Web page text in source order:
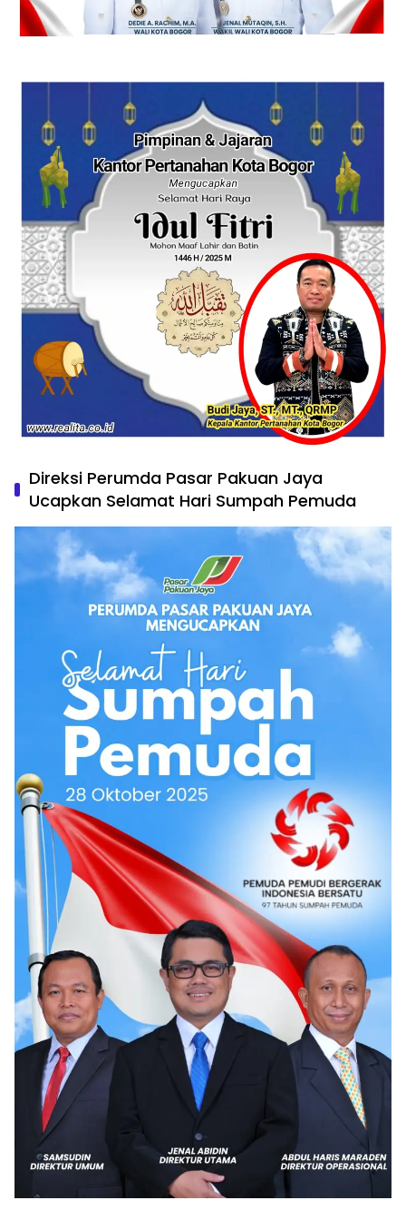
Direksi Perumda Pasar Pakuan Jaya
Ucapkan Selamat Hari Sumpah Pemuda